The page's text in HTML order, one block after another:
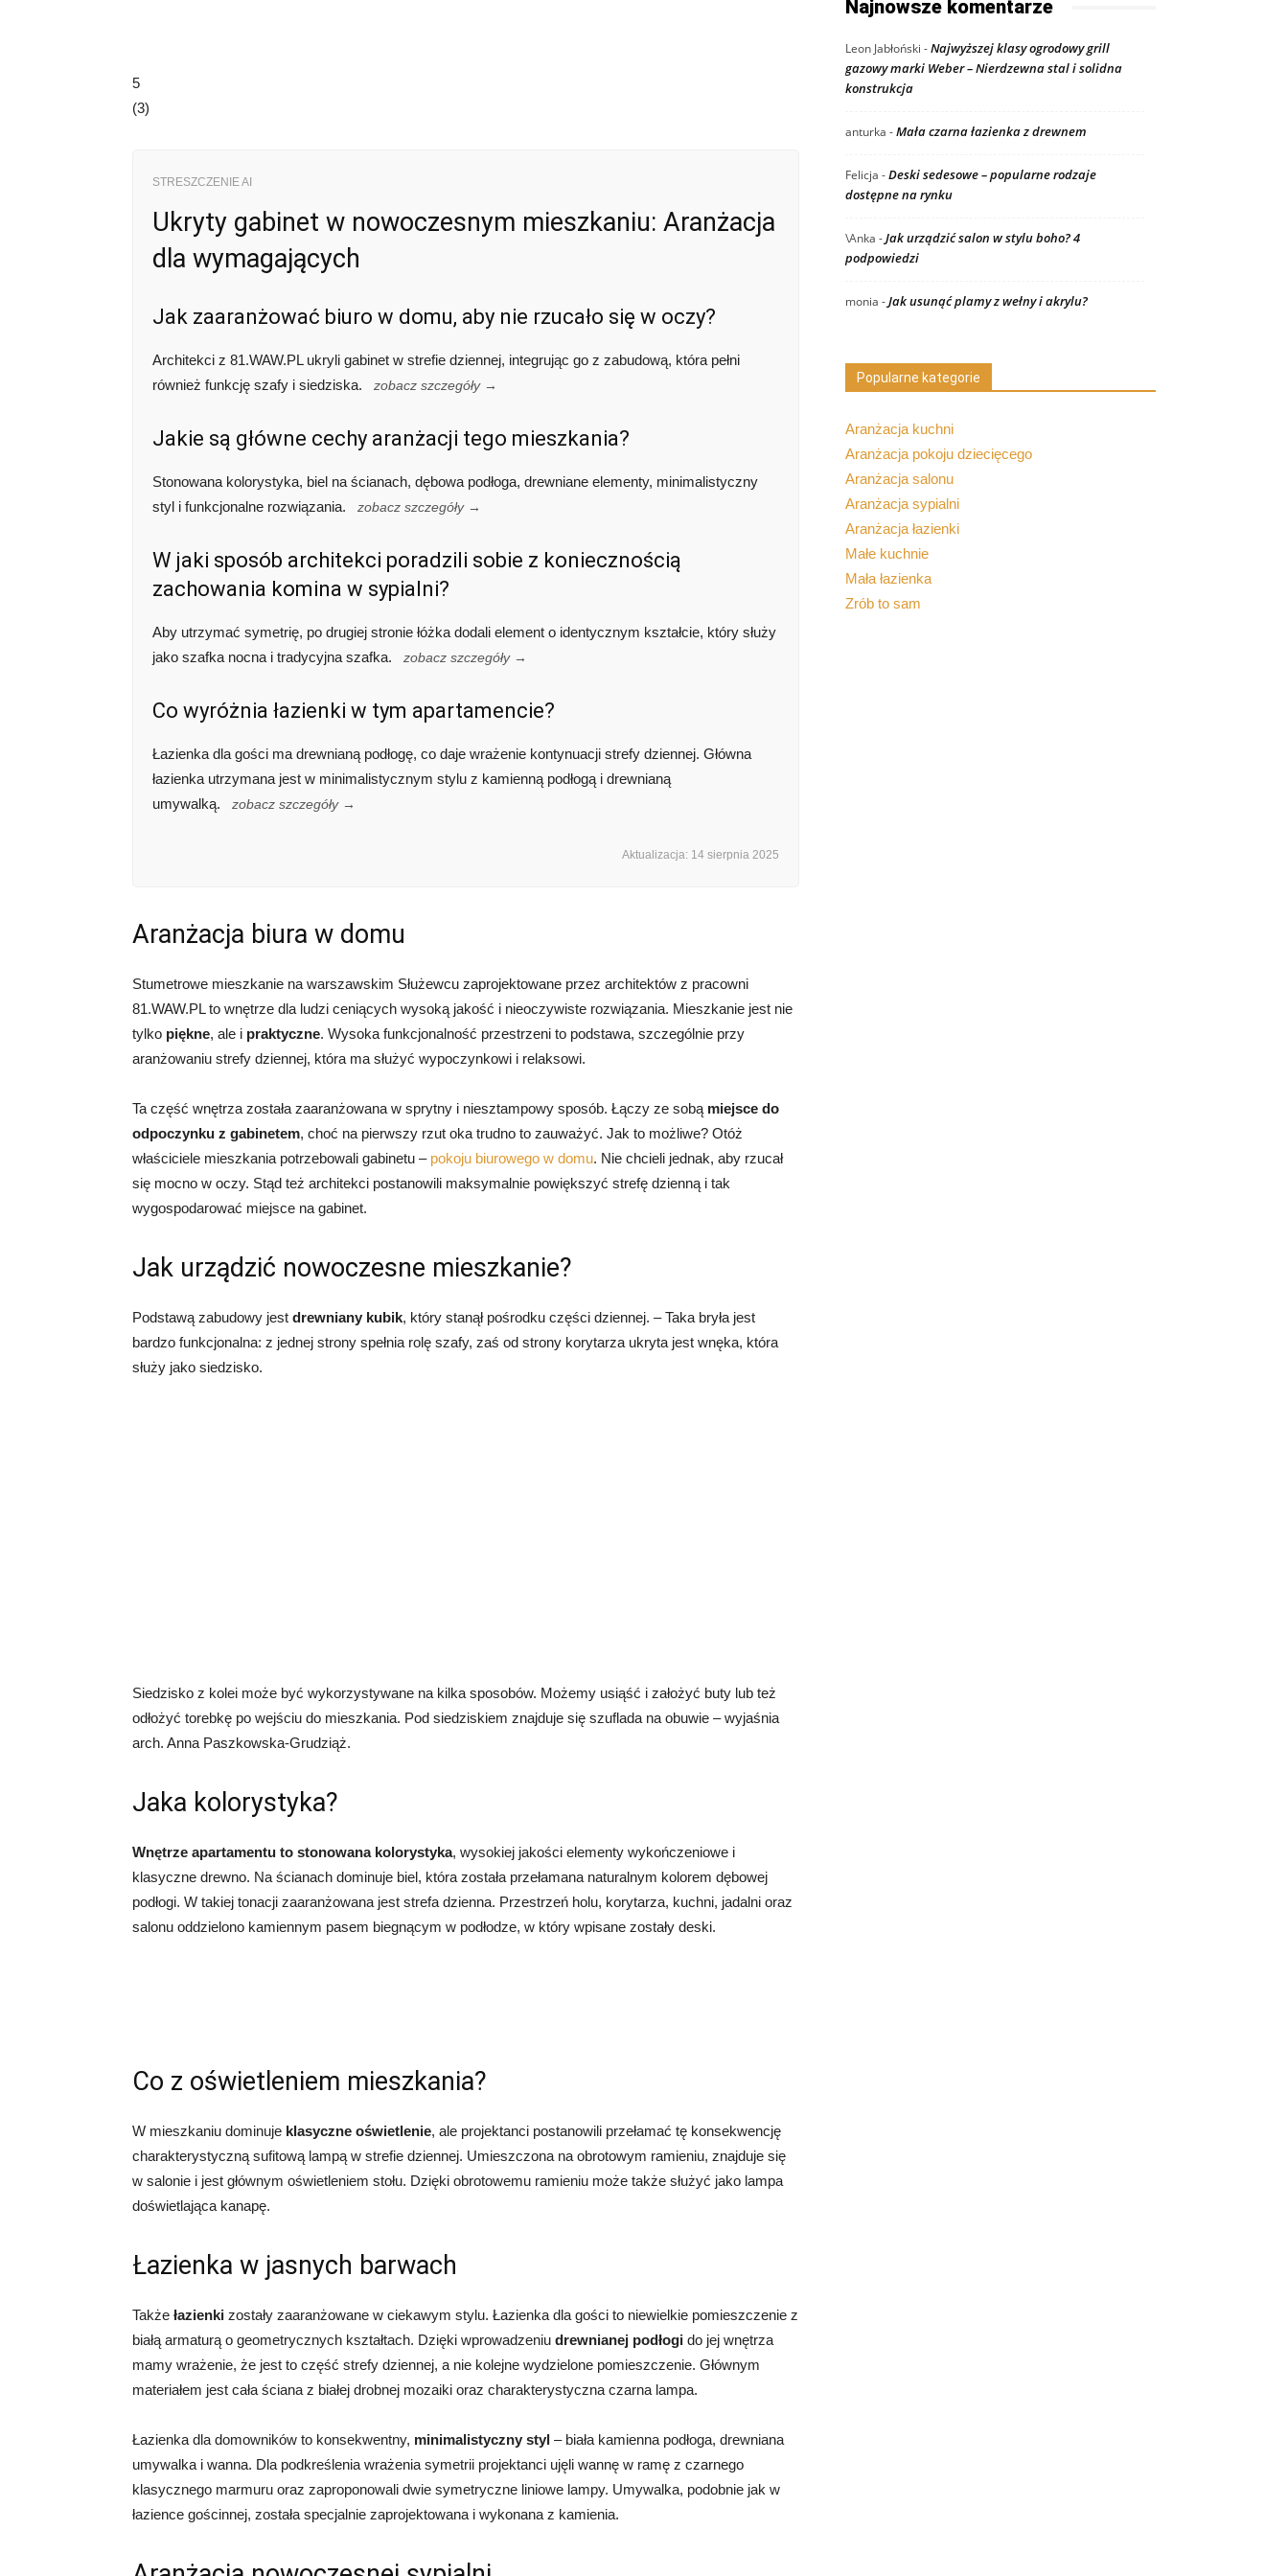
5
(3)
STRESZCZENIE AI
Ukryty gabinet w nowoczesnym mieszkaniu: Aranżacja
dla wymagających
Jak zaaranżować biuro w domu, aby nie rzucało się w oczy?
Architekci z 81.WAW.PL ukryli gabinet w strefie dziennej, integrując go z zabudową, która pełni
również funkcję szafy i siedziska.
zobacz szczegóły →
Jakie są główne cechy aranżacji tego mieszkania?
Stonowana kolorystyka, biel na ścianach, dębowa podłoga, drewniane elementy, minimalistyczny
styl i funkcjonalne rozwiązania.
zobacz szczegóły →
W jaki sposób architekci poradzili sobie z koniecznością
zachowania komina w sypialni?
Aby utrzymać symetrię, po drugiej stronie łóżka dodali element o identycznym kształcie, który służy
jako szafka nocna i tradycyjna szafka.
zobacz szczegóły →
Co wyróżnia łazienki w tym apartamencie?
Łazienka dla gości ma drewnianą podłogę, co daje wrażenie kontynuacji strefy dziennej. Główna
łazienka utrzymana jest w minimalistycznym stylu z kamienną podłogą i drewnianą
umywalką.
zobacz szczegóły →
Aktualizacja: 14 sierpnia 2025
Aranżacja biura w domu
Stumetrowe mieszkanie na warszawskim Służewcu zaprojektowane przez architektów z pracowni
81.WAW.PL to wnętrze dla ludzi ceniących wysoką jakość i nieoczywiste rozwiązania. Mieszkanie jest nie
tylko piękne, ale i praktyczne. Wysoka funkcjonalność przestrzeni to podstawa, szczególnie przy
aranżowaniu strefy dziennej, która ma służyć wypoczynkowi i relaksowi.
Ta część wnętrza została zaaranżowana w sprytny i niesztampowy sposób. Łączy ze sobą miejsce do
odpoczynku z gabinetem, choć na pierwszy rzut oka trudno to zauważyć. Jak to możliwe? Otóż
właściciele mieszkania potrzebowali gabinetu – pokoju biurowego w domu. Nie chcieli jednak, aby rzucał
się mocno w oczy. Stąd też architekci postanowili maksymalnie powiększyć strefę dzienną i tak
wygospodarować miejsce na gabinet.
Jak urządzić nowoczesne mieszkanie?
Podstawą zabudowy jest drewniany kubik, który stanął pośrodku części dziennej. – Taka bryła jest
bardzo funkcjonalna: z jednej strony spełnia rolę szafy, zaś od strony korytarza ukryta jest wnęka, która
służy jako siedzisko.
Siedzisko z kolei może być wykorzystywane na kilka sposobów. Możemy usiąść i założyć buty lub też
odłożyć torebkę po wejściu do mieszkania. Pod siedziskiem znajduje się szuflada na obuwie – wyjaśnia
arch. Anna Paszkowska-Grudziąż.
Jaka kolorystyka?
Wnętrze apartamentu to stonowana kolorystyka, wysokiej jakości elementy wykończeniowe i
klasyczne drewno. Na ścianach dominuje biel, która została przełamana naturalnym kolorem dębowej
podłogi. W takiej tonacji zaaranżowana jest strefa dzienna. Przestrzeń holu, korytarza, kuchni, jadalni oraz
salonu oddzielono kamiennym pasem biegnącym w podłodze, w który wpisane zostały deski.
Co z oświetleniem mieszkania?
W mieszkaniu dominuje klasyczne oświetlenie, ale projektanci postanowili przełamać tę konsekwencję
charakterystyczną sufitową lampą w strefie dziennej. Umieszczona na obrotowym ramieniu, znajduje się
w salonie i jest głównym oświetleniem stołu. Dzięki obrotowemu ramieniu może także służyć jako lampa
doświetlająca kanapę.
Łazienka w jasnych barwach
Także łazienki zostały zaaranżowane w ciekawym stylu. Łazienka dla gości to niewielkie pomieszczenie z
białą armaturą o geometrycznych kształtach. Dzięki wprowadzeniu drewnianej podłogi do jej wnętrza
mamy wrażenie, że jest to część strefy dziennej, a nie kolejne wydzielone pomieszczenie. Głównym
materiałem jest cała ściana z białej drobnej mozaiki oraz charakterystyczna czarna lampa.
Łazienka dla domowników to konsekwentny, minimalistyczny styl – biała kamienna podłoga, drewniana
umywalka i wanna. Dla podkreślenia wrażenia symetrii projektanci ujęli wannę w ramę z czarnego
klasycznego marmuru oraz zaproponowali dwie symetryczne liniowe lampy. Umywalka, podobnie jak w
łazience gościnnej, została specjalnie zaprojektowana i wykonana z kamienia.
Najnowsze komentarze
Leon Jabłoński -Najwyższej klasy ogrodowy grill
gazowy marki Weber – Nierdzewna stal i solidna
konstrukcja
anturka -Mała czarna łazienka z drewnem
Felicja -Deski sedesowe – popularne rodzaje
dostępne na rynku
\Anka -Jak urządzić salon w stylu boho? 4
podpowiedzi
monia -Jak usunąć plamy z wełny i akrylu?
Popularne kategorie
Aranżacja kuchni
Aranżacja pokoju dziecięcego
Aranżacja salonu
Aranżacja sypialni
Aranżacja łazienki
Małe kuchnie
Mała łazienka
Zrób to sam